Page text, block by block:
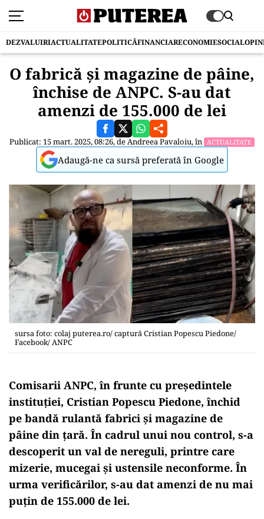
DEZVALUIRIACTUALITATEPOLITICĂFINANCIARECONOMIESOCIAL
O fabrică și magazine de pâine,
închise de ANPC. S-au dat
amenzi de 155.000 de lei
Publicat: 15 mart. 2025, 08:26, deAndreea Pavaloiu, în ACTUALITATE
Adaugă-ne ca sursă preferată în Google
sursa foto: colaj puterea.ro/ captură Cristian Popescu Piedone/
Facebook/ ANPC
Comisarii ANPC, în frunte cu președintele
instituției, Cristian Popescu Piedone, închid
pe bandă rulantă fabrici și magazine de
pâine din țară. În cadrul unui nou control, s-a
descoperit un val de nereguli, printre care
mizerie, mucegai și ustensile neconforme. În
urma verificărilor, s-au dat amenzi de nu mai
puțin de 155.000 de lei.